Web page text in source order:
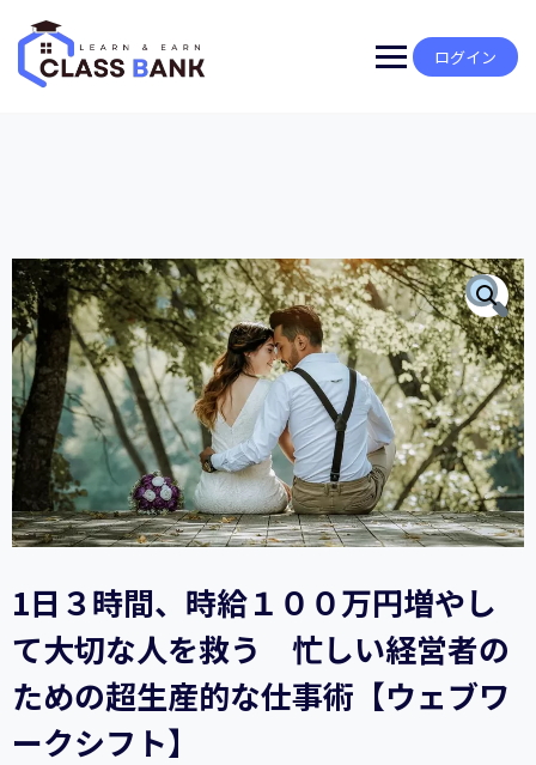
content
ログイン
1日３時間、時給１００万円増やし
て大切な人を救う 忙しい経営者の
ための超生産的な仕事術【ウェブワ
ークシフト】